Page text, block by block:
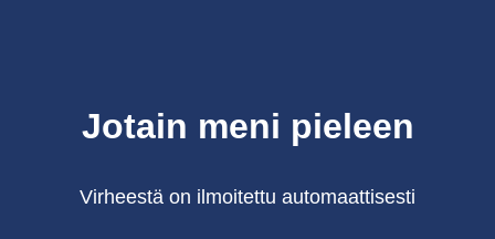
Jotain meni pieleen
Virheestä on ilmoitettu automaattisesti